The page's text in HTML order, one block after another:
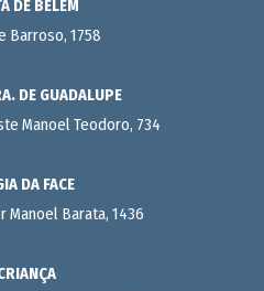
DE BELÉM
Barroso, 1758
DE GUADALUPE
Manoel Teodoro, 734
DA FACE
Manoel Barata, 1436